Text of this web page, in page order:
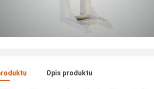
Opis produktu